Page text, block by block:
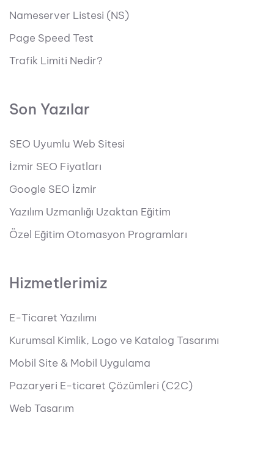
Nameserver Listesi (NS)
Page Speed Test
Trafik Limiti Nedir?
Son Yazılar
SEO Uyumlu Web Sitesi
İzmir SEO Fiyatları
Google SEO İzmir
Yazılım Uzmanlığı Uzaktan Eğitim
Özel Eğitim Otomasyon Programları
Hizmetlerimiz
E-Ticaret Yazılımı
Kurumsal Kimlik, Logo ve Katalog Tasarımı
Mobil Site & Mobil Uygulama
Pazaryeri E-ticaret Çözümleri (C2C)
Web Tasarım